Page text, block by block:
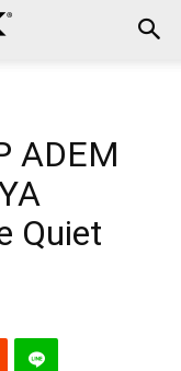
ADEM
Quiet